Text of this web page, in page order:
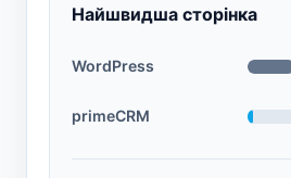
Найшвидша сторінка
WordPress
primeCRM